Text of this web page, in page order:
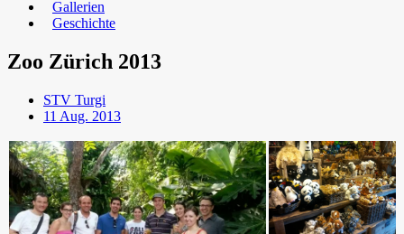
Gallerien
Geschichte
Zoo Zürich 2013
STV Turgi
11 Aug. 2013